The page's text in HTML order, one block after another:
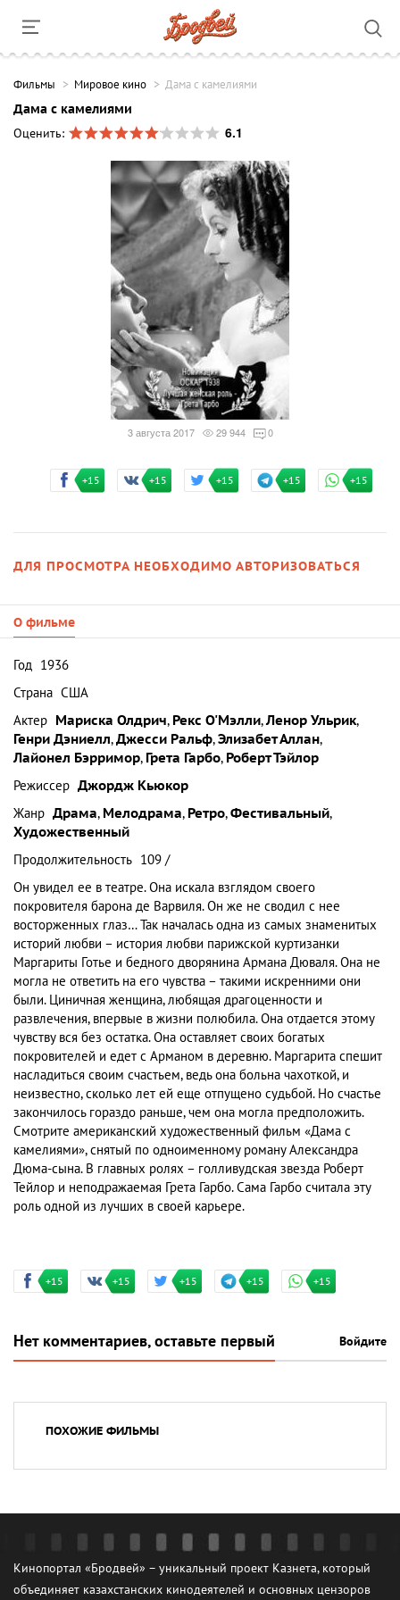
Фильмы Мировое кино Дама с камелиями
Дама с камелиями
Оценить:
6.1
3 августа 2017 29 944 0
+15 +15 +15 +15 +15
ДЛЯ ПРОСМОТРА НЕОБХОДИМО АВТОРИЗОВАТЬСЯ
О фильме
Год 1936
Страна США
Актер Мариска Олдрич, Рекс О'Мэлли,Ленор Ульрик,
Генри Дэниелл,Джесси Ральф,Элизабет Аллан,
Лайонел Бэрримор, Грета Гарбо, Роберт Тэйлор
Режиссер Джордж Кьюкор
Жанр Драма, Мелодрама, Ретро,Фестивальный,
Художественный
Продолжительность 109 /
Он увидел ее в театре. Она искала взглядом своего
покровителя барона де Варвиля. Он же не сводил с нее
восторженных глаз… Так началась одна из самых знаменитых
историй любви – история любви парижской куртизанки
Маргариты Готье и бедного дворянина Армана Дюваля. Она не
могла не ответить на его чувства – такими искренними они
были. Циничная женщина, любящая драгоценности и
развлечения, впервые в жизни полюбила. Она отдается этому
чувству вся без остатка. Она оставляет своих богатых
покровителей и едет с Арманом в деревню. Маргарита спешит
насладиться своим счастьем, ведь она больна чахоткой, и
неизвестно, сколько лет ей еще отпущено судьбой. Но счастье
закончилось гораздо раньше, чем она могла предположить.
Смотрите американский художественный фильм «Дама с
камелиями», снятый по одноименному роману Александра
Дюма-сына. В главных ролях – голливудская звезда Роберт
Тейлор и неподражаемая Грета Гарбо. Сама Гарбо считала эту
роль одной из лучших в своей карьере.
+15 +15 +15 +15 +15
Нет комментариев, оставьте первый Войдите
ПОХОЖИЕ ФИЛЬМЫ
Кинопортал «Бродвей» – уникальный проект Казнета, который
объединяет казахстанских кинодеятелей и основных цензоров